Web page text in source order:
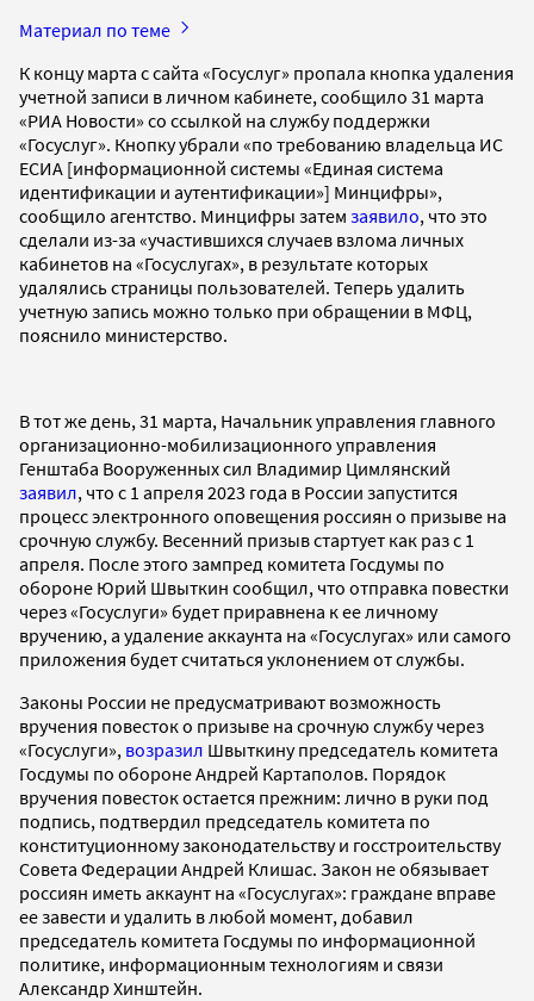
Материал по теме
К концу марта с сайта «Госуслуг» пропала кнопка удаления
учетной записи в личном кабинете, сообщило 31 марта
«РИА Новости» со ссылкой на службу поддержки
«Госуслуг». Кнопку убрали «по требованию владельца ИС
ЕСИА [информационной системы «Единая система
идентификации и аутентификации»] Минцифры»,
сообщило агентство. Минцифры затем заявило, что это
сделали из-за «участившихся случаев взлома личных
кабинетов на «Госуслугах», в результате которых
удалялись страницы пользователей. Теперь удалить
учетную запись можно только при обращении в МФЦ,
пояснило министерство.
В тот же день, 31 марта, Начальник управления главного
организационно-мобилизационного управления
Генштаба Вооруженных сил Владимир Цимлянский
заявил, что с 1 апреля 2023 года в России запустится
процесс электронного оповещения россиян о призыве на
срочную службу. Весенний призыв стартует как раз с 1
апреля. После этого зампред комитета Госдумы по
обороне Юрий Швыткин сообщил, что отправка повестки
через «Госуслуги» будет приравнена к ее личному
вручению, а удаление аккаунта на «Госуслугах» или самого
приложения будет считаться уклонением от службы.
Законы России не предусматривают возможность
вручения повесток о призыве на срочную службу через
«Госуслуги», возразил Швыткину председатель комитета
Госдумы по обороне Андрей Картаполов. Порядок
вручения повесток остается прежним: лично в руки под
подпись, подтвердил председатель комитета по
конституционному законодательству и госстроительству
Совета Федерации Андрей Клишас. Закон не обязывает
россиян иметь аккаунт на «Госуслугах»: граждане вправе
ее завести и удалить в любой момент, добавил
председатель комитета Госдумы по информационной
политике, информационным технологиям и связи
Александр Хинштейн.